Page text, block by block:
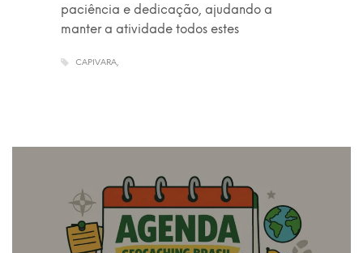
paciência e dedicação, ajudando a
manter a atividade todos estes
CAPIVARA